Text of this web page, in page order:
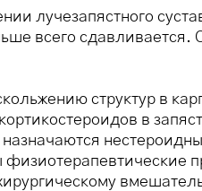
лучезапястного
всего сдавливается.
структур в
в
физиотерапевтические